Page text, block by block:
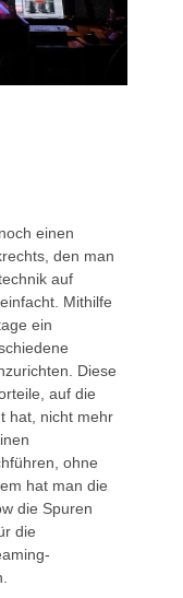
einen
den man
auf
Mithilfe
ein
Diese
auf die
hat, nicht mehr
ohne
hat man die
die Spuren
die